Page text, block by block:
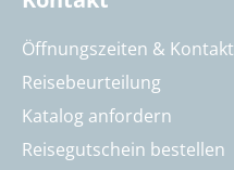
Öffnungszeiten & Kontakt
Reisebeurteilung
Katalog anfordern
Reisegutschein bestellen